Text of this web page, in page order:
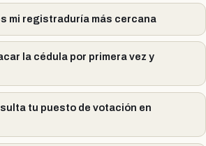
mi registraduría más cercana
la cédula por primera vez y
tu puesto de votación en